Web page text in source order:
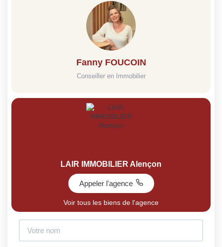
Fanny FOUCOIN
Conseiller en Immobilier
LAIR IMMOBILIER Alençon
Appeler l'agence
Voir tous les biens de l'agence